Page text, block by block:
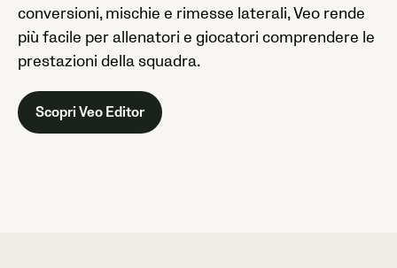
conversioni, mischie e rimesse laterali, Veo rende
più facile per allenatori e giocatori comprendere le
prestazioni della squadra.
Scopri Veo Editor